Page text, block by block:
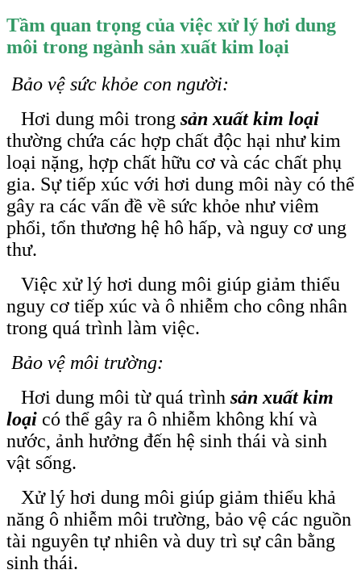
Tầm quan trọng của việc xử lý hơi dung
môi trong ngành sản xuất kim loại
Bảo vệ sức khỏe con người:
Hơi dung môi trong sản xuất kim loại
thường chứa các hợp chất độc hại như kim
loại nặng, hợp chất hữu cơ và các chất phụ
gia. Sự tiếp xúc với hơi dung môi này có thể
gây ra các vấn đề về sức khỏe như viêm
phổi, tổn thương hệ hô hấp, và nguy cơ ung
thư.
Việc xử lý hơi dung môi giúp giảm thiểu
nguy cơ tiếp xúc và ô nhiễm cho công nhân
trong quá trình làm việc.
Bảo vệ môi trường:
Hơi dung môi từ quá trình sản xuất kim
loại có thể gây ra ô nhiễm không khí và
nước, ảnh hưởng đến hệ sinh thái và sinh
vật sống.
Xử lý hơi dung môi giúp giảm thiểu khả
năng ô nhiễm môi trường, bảo vệ các nguồn
tài nguyên tự nhiên và duy trì sự cân bằng
sinh thái.